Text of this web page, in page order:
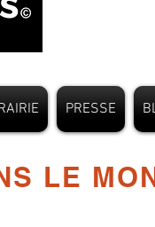
PRESSE
LE